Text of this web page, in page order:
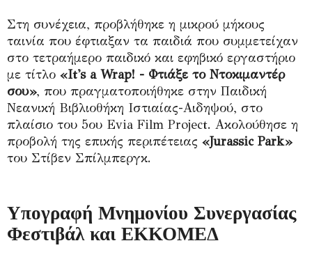
Στη συνέχεια, προβλήθηκε η μικρού μήκους
ταινία που έφτιαξαν τα παιδιά που συμμετείχαν
στο τετραήμερο παιδικό και εφηβικό εργαστήριο
με τίτλο «It's a Wrap! - Φτιάξε το Ντοκιμαντέρ
σου», που πραγματοποιήθηκε στην Παιδική
Νεανική Βιβλιοθήκη Ιστιαίας-Αιδηψού, στο
πλαίσιο του 5ου Evia Film Project. Ακολούθησε η
προβολή της επικής περιπέτειας «Jurassic Park»
του Στίβεν Σπίλμπεργκ.
Υπογραφή Μνημονίου Συνεργασίας
Φεστιβάλ και ΕΚΚΟΜΕΔ